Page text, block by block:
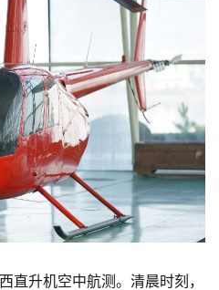
直升机空中航测。清晨时刻，